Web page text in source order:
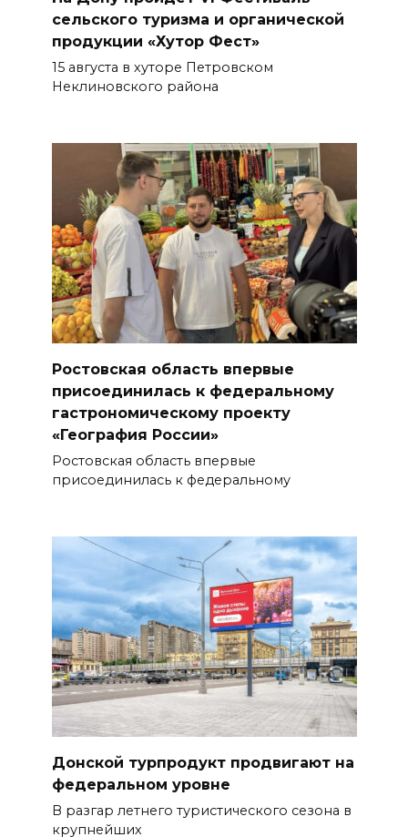
сельского туризма и органической
продукции «Хутор Фест»
15 августа в хуторе Петровском
Неклиновского района
Ростовская область впервые
присоединилась к федеральному
гастрономическому проекту
«География России»
Ростовская область впервые
присоединилась к федеральному
Донской турпродукт продвигают на
федеральном уровне
В разгар летнего туристического сезона в
крупнейших